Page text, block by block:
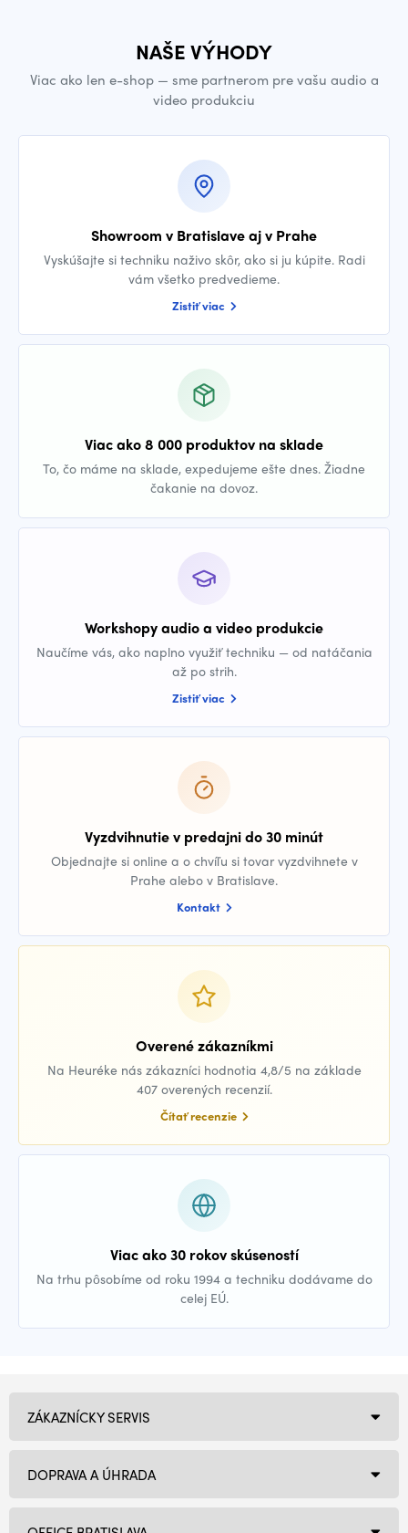
NAŠE VÝHODY
Viac ako len e-shop — sme partnerom pre vašu audio a
video produkciu
Showroom v Bratislave aj v Prahe
Vyskúšajte si techniku naživo skôr, ako si ju kúpite. Radi
vám všetko predvedieme.
Zistiť viac
Viac ako 8 000 produktov na sklade
To, čo máme na sklade, expedujeme ešte dnes. Žiadne
čakanie na dovoz.
Workshopy audio a video produkcie
Naučíme vás, ako naplno využiť techniku — od natáčania
až po strih.
Zistiť viac
Vyzdvihnutie v predajni do 30 minút
Objednajte si online a o chvíľu si tovar vyzdvihnete v
Prahe alebo v Bratislave.
Kontakt
Overené zákazníkmi
Na Heuréke nás zákazníci hodnotia 4,8/5 na základe
407 overených recenzií.
Čítať recenzie
Viac ako 30 rokov skúseností
Na trhu pôsobíme od roku 1994 a techniku dodávame do
celej EÚ.
ZÁKAZNÍCKY SERVIS
DOPRAVA A ÚHRADA